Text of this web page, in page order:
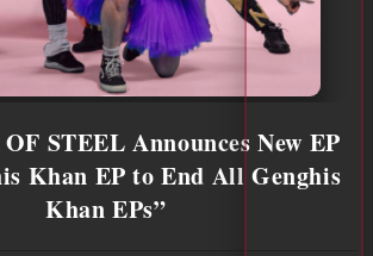
STEEL Announces New EP
Khan EP to End All Genghis
Khan EPs”